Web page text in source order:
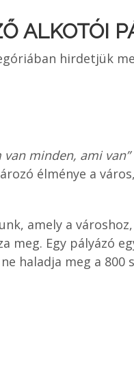
ALKOTÓI
hirdetjük
minden, ami van”
élménye a
amely a
Egy pályázó
haladja meg a 800